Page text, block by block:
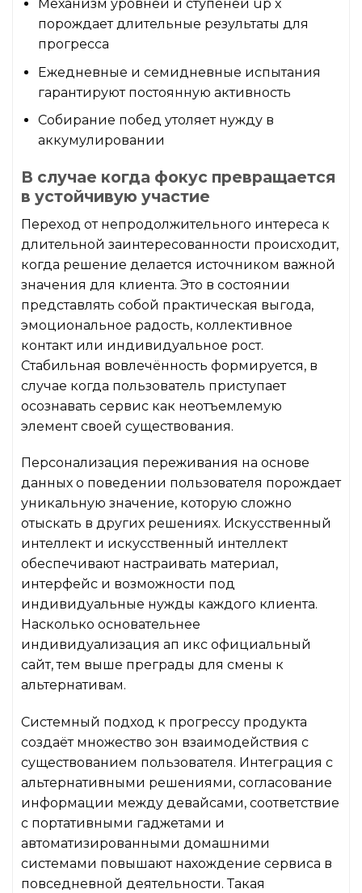
Механизм уровней и ступеней up x
порождает длительные результаты для
прогресса
Ежедневные и семидневные испытания
гарантируют постоянную активность
Собирание побед утоляет нужду в
аккумулировании
В случае когда фокус превращается
в устойчивую участие
Переход от непродолжительного интереса к
длительной заинтересованности происходит,
когда решение делается источником важной
значения для клиента. Это в состоянии
представлять собой практическая выгода,
эмоциональное радость, коллективное
контакт или индивидуальное рост.
Стабильная вовлечённость формируется, в
случае когда пользователь приступает
осознавать сервис как неотъемлемую
элемент своей существования.
Персонализация переживания на основе
данных о поведении пользователя порождает
уникальную значение, которую сложно
отыскать в других решениях. Искусственный
интеллект и искусственный интеллект
обеспечивают настраивать материал,
интерфейс и возможности под
индивидуальные нужды каждого клиента.
Насколько основательнее
индивидуализация ап икс официальный
сайт, тем выше преграды для смены к
альтернативам.
Системный подход к прогрессу продукта
создаёт множество зон взаимодействия с
существованием пользователя. Интеграция с
альтернативными решениями, согласование
информации между девайсами, соответствие
с портативными гаджетами и
автоматизированными домашними
системами повышают нахождение сервиса в
повседневной деятельности. Такая